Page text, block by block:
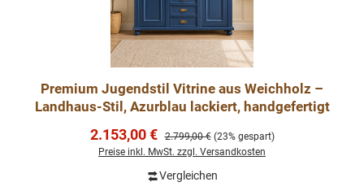
Premium Jugendstil Vitrine aus Weichholz –
Landhaus-Stil, Azurblau lackiert, handgefertigt
Verkaufspreis:
2.153,00 € Regulärer Preis:
2.799,00 € (23% gespart)
Preise inkl. MwSt. zzgl. Versandkosten
Vergleichen